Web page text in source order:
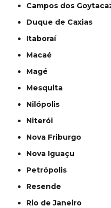
Campos dos
Duque de Caxias
Itaboraí
Macaé
Magé
Mesquita
Nilópolis
Niterói
Nova Friburgo
Nova Iguaçu
Petrópolis
Resende
Rio de Janeiro